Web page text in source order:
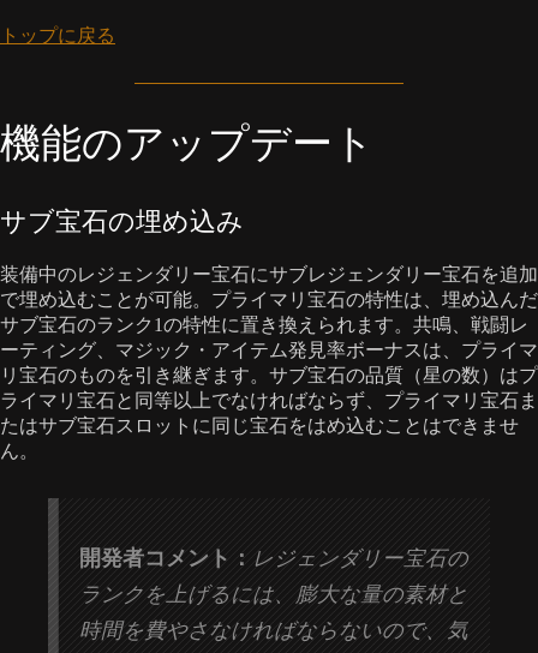
トップに戻る
機能のアップデート
サブ宝石の埋め込み
装備中のレジェンダリー宝石にサブレジェンダリー宝石を追加
で埋め込むことが可能。プライマリ宝石の特性は、埋め込んだ
サブ宝石のランク1の特性に置き換えられます。共鳴、戦闘レ
ーティング、マジック・アイテム発見率ボーナスは、プライマ
リ宝石のものを引き継ぎます。サブ宝石の品質（星の数）はプ
ライマリ宝石と同等以上でなければならず、プライマリ宝石ま
たはサブ宝石スロットに同じ宝石をはめ込むことはできませ
ん。
開発者コメント： レジェンダリー宝石の
ランクを上げるには、膨大な量の素材と
時間を費やさなければならないので、気